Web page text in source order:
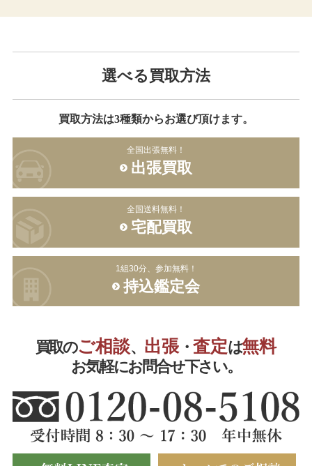
選べる買取方法
買取方法は3種類からお選び頂けます。
全国出張無料！
出張買取
全国送料無料！
宅配買取
1組30分、参加無料！
持込鑑定会
買取のご相談、 出張・ 査定は無料
お気軽にお問合せ下さい。